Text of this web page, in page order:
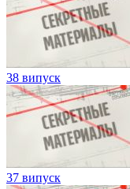
38 випуск
37 випуск